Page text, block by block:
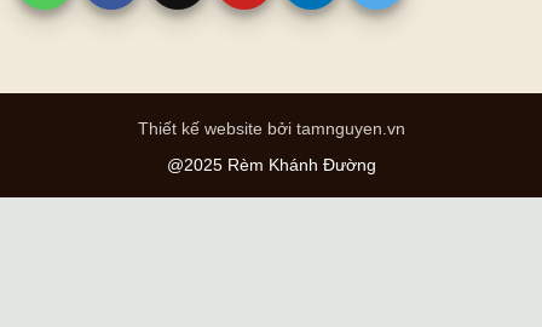
Thiết kế website bởi tamnguyen.vn
@2025 Rèm Khánh Đường